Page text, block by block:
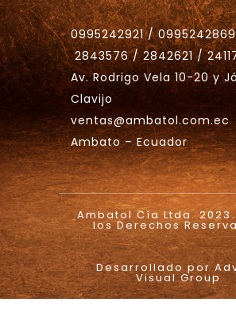
0995242921 / 0995242869
2843576 / 2842621 /
Av. Rodrigo Vela 10-20 y
Clavijo
ventas@ambatol.com.ec
Ambato – Ecuador
Ambatol Cía Ltda.
los Derechos
Desarrollado por
Visual Group